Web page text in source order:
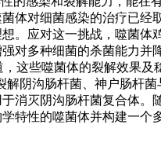
体对细菌感染的治疗已经
。应对这一挑战，噬菌体
对多种细菌的杀菌能力并
这些噬菌体的裂解效果
阴沟肠杆菌、神户肠杆
消灭阴沟肠杆菌复合体。
特性的噬菌体并构建一个